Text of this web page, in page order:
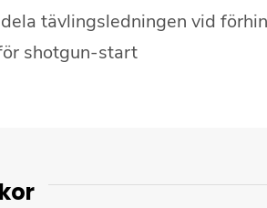
tävlingsledningen vid
shotgun-start